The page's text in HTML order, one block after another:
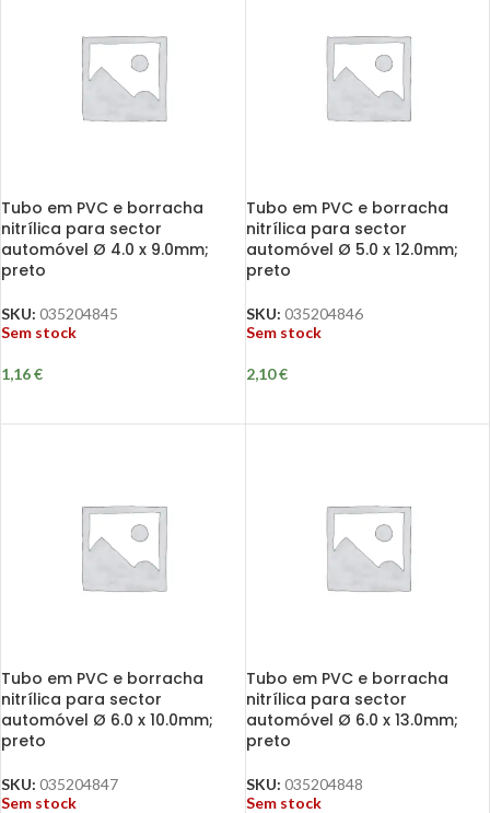
Tubo em PVC e borracha
nitrílica para sector
automóvel Ø 4.0 x 9.0mm;
preto
SKU: 035204845
Sem stock
1,16€
Tubo em PVC e borracha
nitrílica para sector
automóvel Ø 5.0 x 12.0mm;
preto
SKU: 035204846
Sem stock
2,10€
Tubo em PVC e borracha
nitrílica para sector
automóvel Ø 6.0 x 10.0mm;
preto
SKU: 035204847
Sem stock
Tubo em PVC e borracha
nitrílica para sector
automóvel Ø 6.0 x 13.0mm;
preto
SKU: 035204848
Sem stock